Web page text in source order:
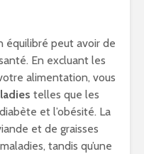
équilibré peut avoir de
En excluant les
alimentation, vous
telles que les
et l’obésité. La
et de graisses
tandis qu’une